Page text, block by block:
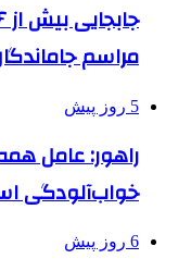
مراسم
5 روز پیش
راهور: عامل
خواب‌آلودگی
6 روز پیش